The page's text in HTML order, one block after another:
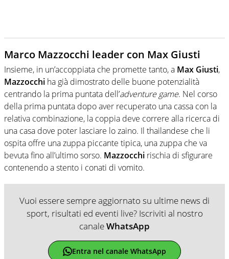
Marco Mazzocchi leader con Max Giusti
Insieme, in un’accoppiata che promette tanto, a Max Giusti,
Mazzocchi ha già dimostrato delle buone potenzialità
centrando la prima puntata dell’adventure game. Nel corso
della prima puntata dopo aver recuperato una cassa con la
relativa combinazione, la coppia deve correre alla ricerca di
una casa dove poter lasciare lo zaino. Il thailandese che li
ospita offre una zuppa piccante tipica, una zuppa che va
bevuta fino all’ultimo sorso. Mazzocchi rischia di sfigurare
contenendo a stento i conati di vomito.
Vuoi essere sempre aggiornato su ultime news di
sport, risultati ed eventi live? Iscriviti al nostro
canaleWhatsApp
Entra nel canale WhatsApp